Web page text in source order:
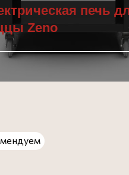
печь
Zeno